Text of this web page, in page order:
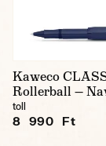
Kaweco
Rollerball —
toll
8 990 Ft